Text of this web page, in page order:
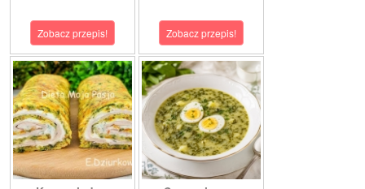
Zobacz przepis! Zobacz przepis!